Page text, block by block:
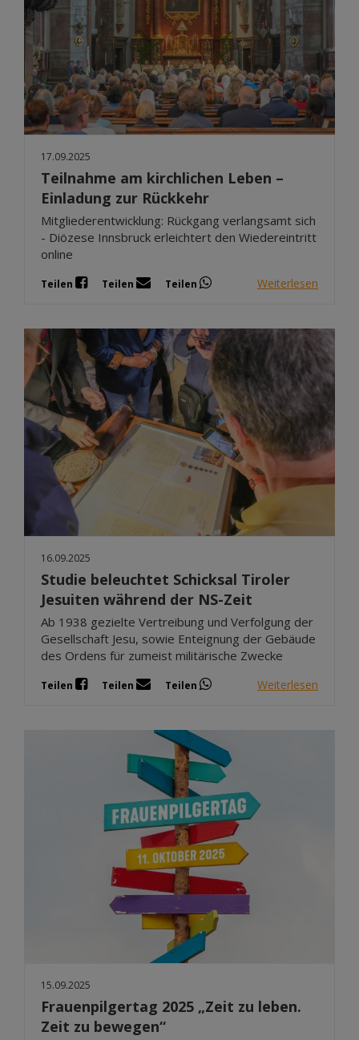
17.09.2025
Teilnahme am kirchlichen Leben –
Einladung zur Rückkehr
Mitgliederentwicklung: Rückgang verlangsamt sich
- Diözese Innsbruck erleichtert den Wiedereintritt
online
Teilen Teilen Teilen Weiterlesen
16.09.2025
Studie beleuchtet Schicksal Tiroler
Jesuiten während der NS-Zeit
Ab 1938 gezielte Vertreibung und Verfolgung der
Gesellschaft Jesu, sowie Enteignung der Gebäude
des Ordens für zumeist militärische Zwecke
Teilen Teilen Teilen Weiterlesen
15.09.2025
Frauenpilgertag 2025 „Zeit zu leben.
Zeit zu bewegen“